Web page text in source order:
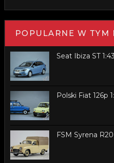
POPULARNE W TYM
Seat Ibiza ST
Polski Fiat 126p
FSM Syrena